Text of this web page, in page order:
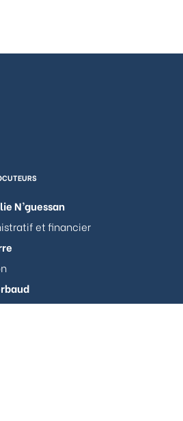
N’guessan
et financier
et Arbitrages
pour contrôler la manière